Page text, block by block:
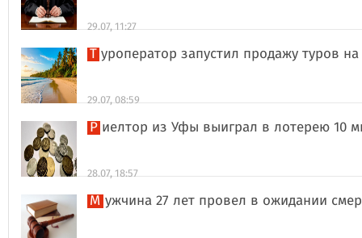
29.07, 11:27
Туроператор запустил продажу туров
29.07, 08:59
Риелтор из Уфы выиграл в лотерею 10
28.07, 18:57
Мужчина 27 лет провел в ожидании